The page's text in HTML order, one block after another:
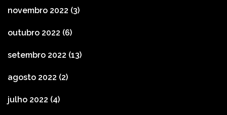
novembro 2022 (3)
outubro 2022 (6)
setembro 2022 (13)
agosto 2022 (2)
julho 2022 (4)